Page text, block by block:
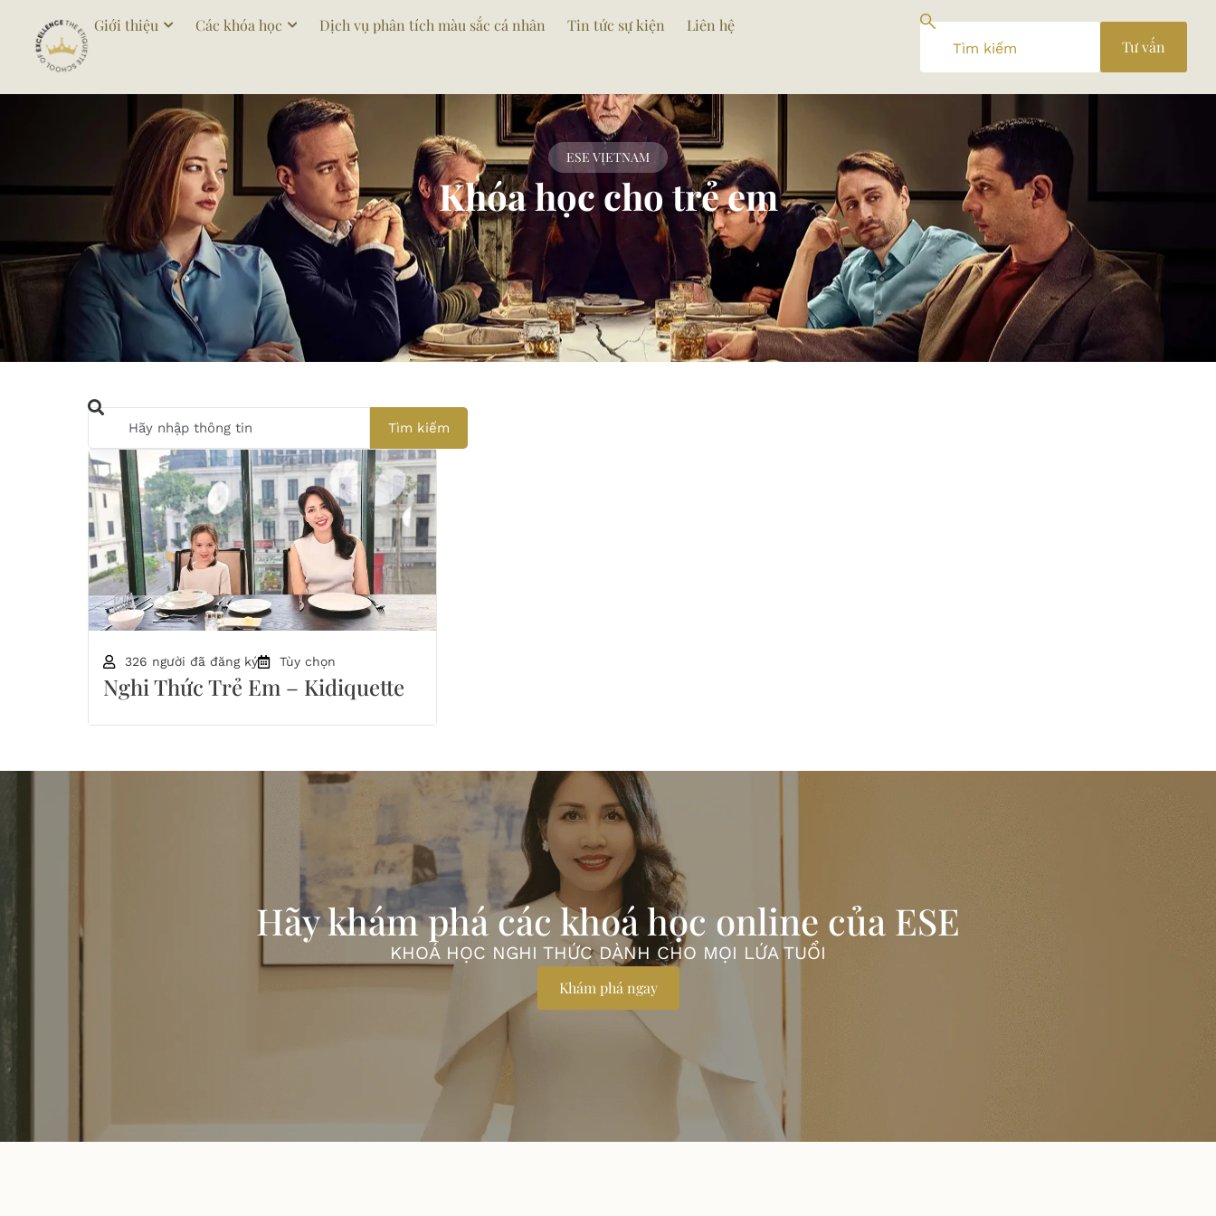
Giới thiệu Các khóa học Dịch vụ phân tích màu sắc cá nhân Tin tức sự kiện
Liên hệ
Tư vấn
ESE VIETNAM
Khóa học cho trẻ em
Tìm kiếm
326 người đã đăng ký Tùy chọn
Nghi Thức Trẻ Em – Kidiquette
Hãy khám phá các khoá học online của ESE
KHOÁ HỌC NGHI THỨC DÀNH CHO MỌI LỨA TUỔI
Khám phá ngay